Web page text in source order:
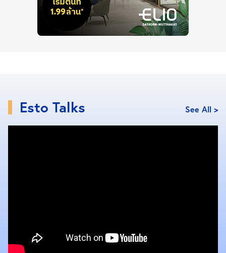
เขตที่มีพื้นที่สีเขียวมากที่สุด
เขตบางขุนเทียน มีพื้นที่สีเขียว 48,110,486.25
ตารางเมตร
เป็นเขตที่มีขนาดใหญ่ที่สุดในกรุงเทพมหานคร และนับ
เป็นพื้นที่เกษตรกรรมหลักในกรุงเทพเลยทีเดียว เพราะ
Esto Talks See All >